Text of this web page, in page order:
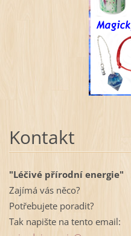
Kontakt
"Léčivé přírodní energie"
Zajímá vás něco?
Potřebujete poradit?
Tak napište na tento email: